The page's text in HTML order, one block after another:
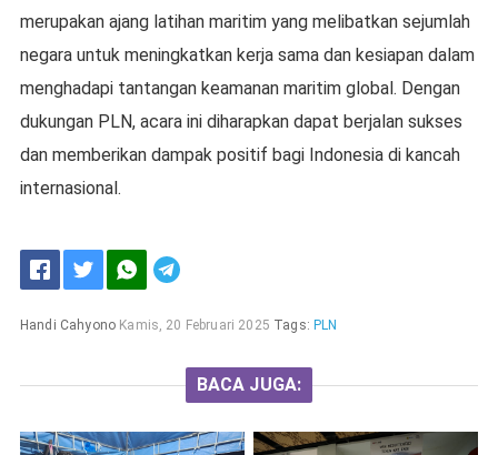
merupakan ajang latihan maritim yang melibatkan sejumlah
negara untuk meningkatkan kerja sama dan kesiapan dalam
menghadapi tantangan keamanan maritim global. Dengan
dukungan PLN, acara ini diharapkan dapat berjalan sukses
dan memberikan dampak positif bagi Indonesia di kancah
internasional.
Handi Cahyono Kamis, 20 Februari 2025 Tags: PLN
BACA JUGA: